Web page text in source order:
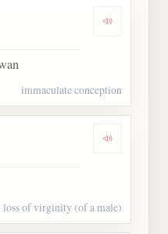
Dengarkan
immaculate conception
Dengarkan
loss of virginity (of a male)